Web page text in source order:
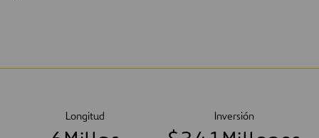
Longitud Inversión